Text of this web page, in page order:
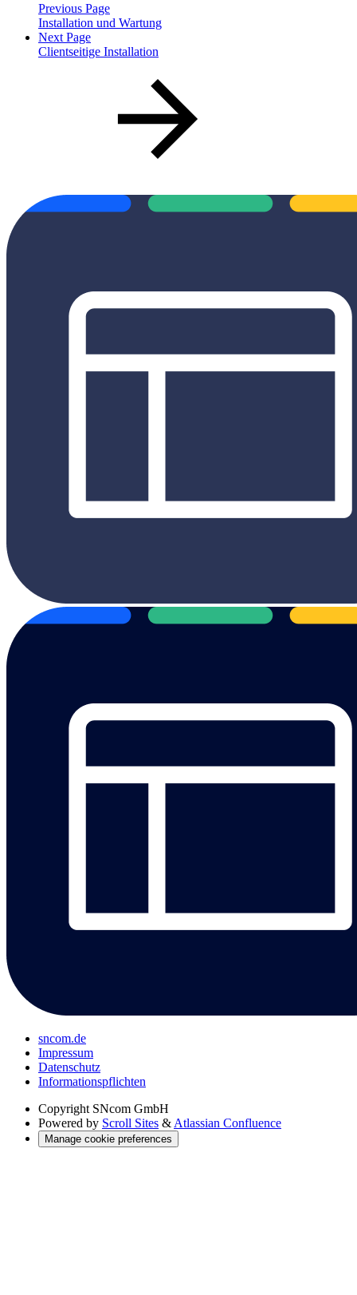
Previous Page
Installation und Wartung
Next Page
Clientseitige Installation
sncom.de
Impressum
Datenschutz
Informations­pflichten
Copyright SNcom GmbH
Powered by Scroll Sites & Atlassian Confluence
Manage cookie preferences